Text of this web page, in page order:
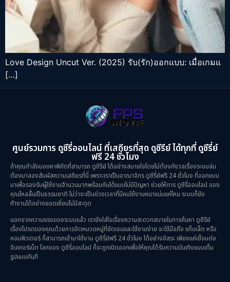
Love Design Uncut Ver. (2025) รับ(รัก)ออกแบบ: เมื่อเกมแ
[…]
ศูนย์รวมการ ดูซีรี่ออนไลน์ ที่เสถียรที่สุด ดูซีรีย์ ได้ทุกที่ ดูซีรี่ย์
ฟรี 24 ชั่วโมง
ถ้าคุณกำลังมองหาพิกัดที่สามารถ ดูซีรีย์ ได้อย่างสบายใจโดยไม่ต้องกังวลเรื่องระบบล่ม
ต้องมาลองสัมผัสความเสถียรที่นี่ เพราะเราเป็นอาณาจักร ดูซีรี่ย์ฟรี 24 ชั่วโมง ที่ออกแบบ
มาเพื่อรองรับผู้ใช้งานจำนวนมากพร้อมกันได้แบบไม่มีปัญหา ช่วยให้การ ดูซีรี่ออนไลน์ ของ
คุณไหลลื่นเป็นธรรมชาติ ไม่ว่าจะเป็นช่วงเวลาที่มีคนใช้งานหนาแน่นแค่ไหน ระบบก็ยัง
ทำงานได้อย่างยอดเยี่ยมไม่มีสะดุด
นอกจากความแรงของระบบแล้ว เรายังใส่ใจเรื่องความสะดวกสบายในการค้นหา ดูซีรีย์
เรื่องโปรดของคุณด้วยการจัดหมวดหมู่ที่ชัดเจนและใช้งานง่าย จะใช้มือถือ แท็บเล็ต หรือ
คอมพิวเตอร์ ก็สามารถเข้ามาใช้งาน ดูซีรี่ย์ฟรี 24 ชั่วโมง ได้อย่างอิสระ เพียงแค่เชื่อมต่อ
อินเทอร์เน็ต โลกของ ดูซีรี่ออนไลน์ ก็จะถูกเปิดออกเพื่อให้คุณได้รับความบันเทิงแบบเต็ม
รูปแบบทันที